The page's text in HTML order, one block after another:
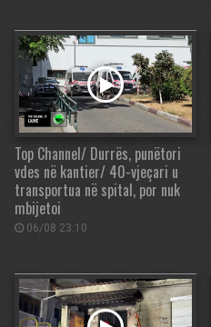
Top Channel/ Durrës, punëtori
vdes në kantier/ 40-vjeçari u
transportua në spital, por nuk
mbijetoi
06/08 23:10